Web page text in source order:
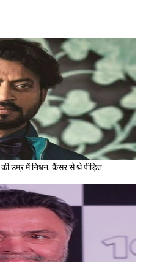
उम्र में निधन, कैंसर से थे पीड़ित